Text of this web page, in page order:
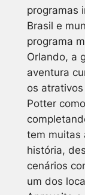
programas
Brasil e
programa
Orlando, a
aventura
os
Potter
tem muitas
história,
cenários
um dos